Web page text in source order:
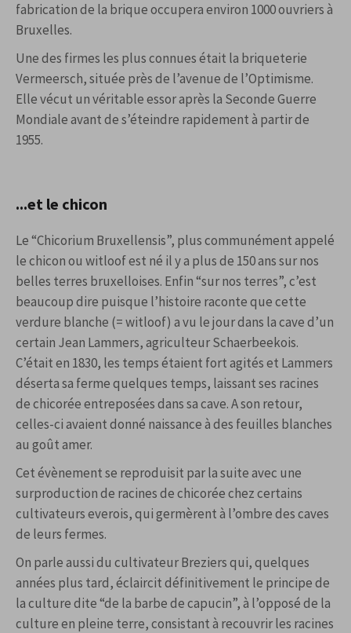
fabrication de la brique occupera environ 1000 ouvriers à
Bruxelles.
Une des firmes les plus connues était la briqueterie
Vermeersch, située près de l’avenue de l’Optimisme.
Elle vécut un véritable essor après la Seconde Guerre
Mondiale avant de s’éteindre rapidement à partir de
1955.
...et le chicon
Le “Chicorium Bruxellensis”, plus communément appelé
le chicon ou witloof est né il y a plus de 150 ans sur nos
belles terres bruxelloises. Enfin “sur nos terres”, c’est
beaucoup dire puisque l’histoire raconte que cette
verdure blanche (= witloof) a vu le jour dans la cave d’un
certain Jean Lammers, agriculteur Schaerbeekois.
C’était en 1830, les temps étaient fort agités et Lammers
déserta sa ferme quelques temps, laissant ses racines
de chicorée entreposées dans sa cave. A son retour,
celles-ci avaient donné naissance à des feuilles blanches
au goût amer.
Cet évènement se reproduisit par la suite avec une
surproduction de racines de chicorée chez certains
cultivateurs everois, qui germèrent à l’ombre des caves
de leurs fermes.
On parle aussi du cultivateur Breziers qui, quelques
années plus tard, éclaircit définitivement le principe de
la culture dite “de la barbe de capucin”, à l’opposé de la
culture en pleine terre, consistant à recouvrir les racines